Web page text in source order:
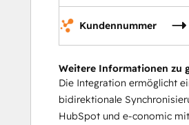
Kundennummer
Weitere Informationen zu
Die Integration ermöglicht
bidirektionale
HubSpot und e-conomic